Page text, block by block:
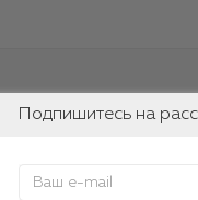
Подпишитесь на